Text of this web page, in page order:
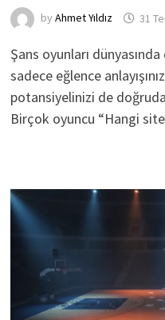
by Ahmet Yıldız 31
Şans oyunları
sadece eğlence
potansiyelinizi de
Birçok oyuncu “Hangi